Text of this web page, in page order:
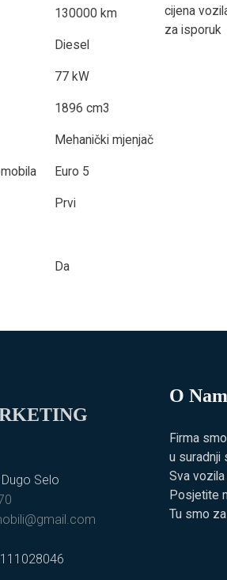
130000 km
Diesel
77 kW
1896 cm3
Mehanički mjenjač
Euro 5
Prvi
Da
cijena
za isporuk
Selo
O
Firma
u suradnji
Sva
Posjetite
Tu smo